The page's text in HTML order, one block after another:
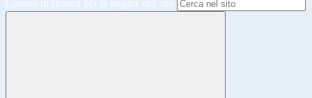
Campo di ricerca per le pagine del sito